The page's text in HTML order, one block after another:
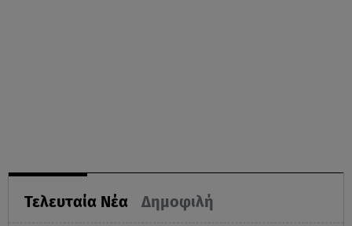
Τελευταία Νέα Δημοφιλή